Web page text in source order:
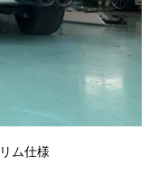
ム仕様